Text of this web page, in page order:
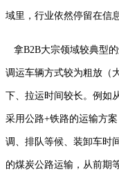
域里，行业依然停留在信
拿B2B大宗领域较典型
调运车辆方式较为粗放（
下、拉运时间较长。例如
采用公路+铁路的运输方
调、排队等候、装卸车时
的煤炭公路运输，从前期